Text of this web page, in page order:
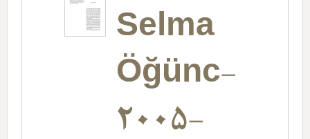
Selma
Öğünc-
2005-